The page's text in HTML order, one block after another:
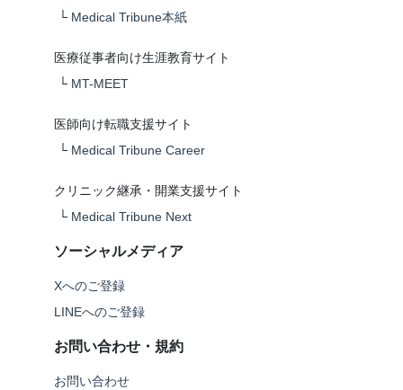
└ Medical Tribune本紙
医療従事者向け生涯教育サイト
└ MT-MEET
医師向け転職支援サイト
└ Medical Tribune Career
クリニック継承・開業支援サイト
└ Medical Tribune Next
ソーシャルメディア
Xへのご登録
LINEへのご登録
お問い合わせ・規約
お問い合わせ